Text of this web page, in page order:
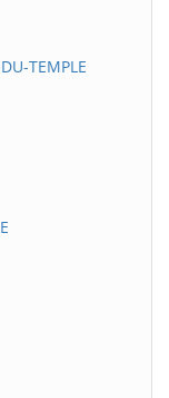
TEMPLE